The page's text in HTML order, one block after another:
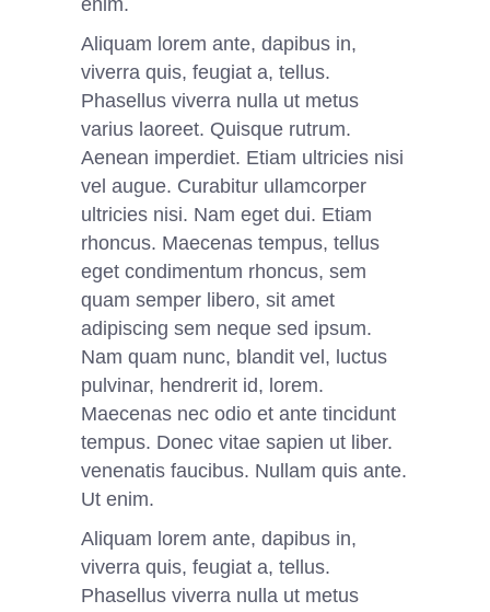
enim.
Aliquam lorem ante, dapibus in,
viverra quis, feugiat a, tellus.
Phasellus viverra nulla ut metus
varius laoreet. Quisque rutrum.
Aenean imperdiet. Etiam ultricies nisi
vel augue. Curabitur ullamcorper
ultricies nisi. Nam eget dui. Etiam
rhoncus. Maecenas tempus, tellus
eget condimentum rhoncus, sem
quam semper libero, sit amet
adipiscing sem neque sed ipsum.
Nam quam nunc, blandit vel, luctus
pulvinar, hendrerit id, lorem.
Maecenas nec odio et ante tincidunt
tempus. Donec vitae sapien ut liber.
venenatis faucibus. Nullam quis ante.
Ut enim.
Aliquam lorem ante, dapibus in,
viverra quis, feugiat a, tellus.
Phasellus viverra nulla ut metus